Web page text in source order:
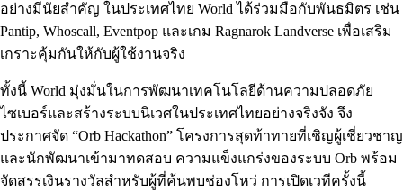
อย่างมีนัยสำคัญ ในประเทศไทย World ได้ร่วมมือกับพันธมิตร เช่น
Pantip, Whoscall, Eventpop และเกม Ragnarok Landverse เพื่อเสริม
เกราะคุ้มกันให้กับผู้ใช้งานจริง
ทั้งนี้ World มุ่งมั่นในการพัฒนาเทคโนโลยีด้านความปลอดภัย
ไซเบอร์และสร้างระบบนิเวศในประเทศไทยอย่างจริงจัง จึง
ประกาศจัด “Orb Hackathon” โครงการสุดท้าทายที่เชิญผู้เชี่ยวชาญ
และนักพัฒนาเข้ามาทดสอบ ความแข็งแกร่งของระบบ Orb พร้อม
จัดสรรเงินรางวัลสำหรับผู้ที่ค้นพบช่องโหว่ การเปิดเวทีครั้งนี้